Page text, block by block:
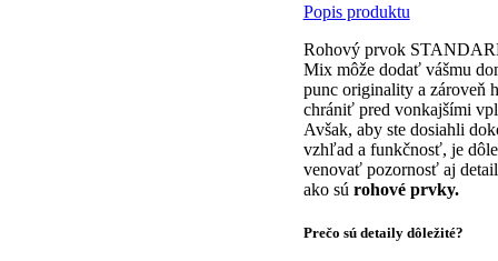
Popis produktu
Rohový prvok
Mix môže dodať vášmu
punc originality a zároveň
chrániť pred vonkajšími
Avšak, aby ste dosiahli
vzhľad a funkčnosť, je
venovať pozornosť aj
ako sú rohové prvky.
Prečo sú detaily dôležité?